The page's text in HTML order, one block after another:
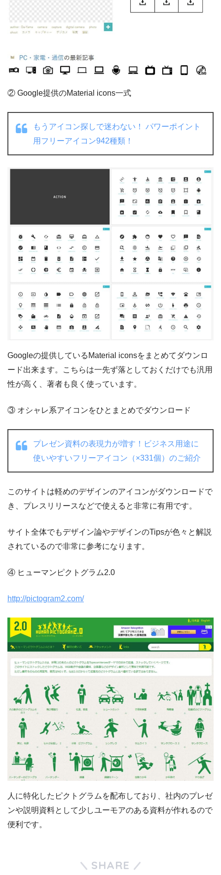
② Google提供のMaterial icons一式
もうアイコン探しで迷わない！ パワーポイント
用フリーアイコン942種類！
Googleの提供しているMaterial iconsをまとめてダウンロ
ード出来ます。こちらは一先ず落としておくだけでも汎用
性が高く、著者も良く使っています。
③ オシャレ系アイコンをひとまとめでダウンロード
プレゼン資料の表現力が増す！ビジネス用途に
使いやすいフリーアイコン（×331個）のご紹介
このサイトは軽めのデザインのアイコンがダウンロードで
き、プレスリリースなどで使えると非常に有用です。
サイト全体でもデザイン論やデザインのTipsが色々と解説
されているので非常に参考になります。
④ ヒューマンピクトグラム2.0
http://pictogram2.com/
人に特化したピクトグラムを配布しており、社内のプレゼ
ンや説明資料として少しユーモアのある資料が作れるので
便利です。
SHARE